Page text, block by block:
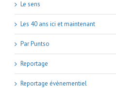
Le sens
Les 40 ans ici et maintenant
Par Puntso
Reportage
Reportage évènementiel